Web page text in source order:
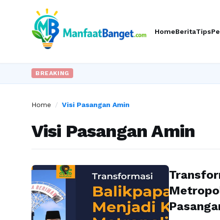
HomeBeritaTips
BREAKING
Home / Visi Pasangan Amin
Visi Pasangan Amin